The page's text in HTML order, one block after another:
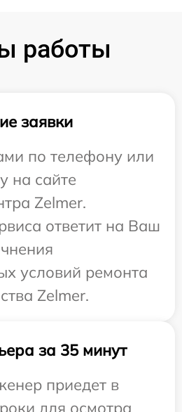
работы
заявки
по телефону или
на сайте
Zelmer.
ответит на Ваш
условий ремонта
Zelmer.
за 35 минут
приедет в
для осмотра